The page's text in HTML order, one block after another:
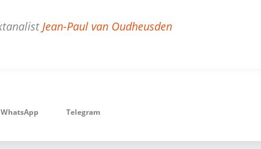
Jean-Paul van Oudheusden
WhatsApp Telegram